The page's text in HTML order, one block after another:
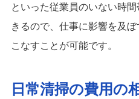
といった従業員のいない時
きるので、仕事に影響を及
こなすことが可能です。
日常清掃の費用の